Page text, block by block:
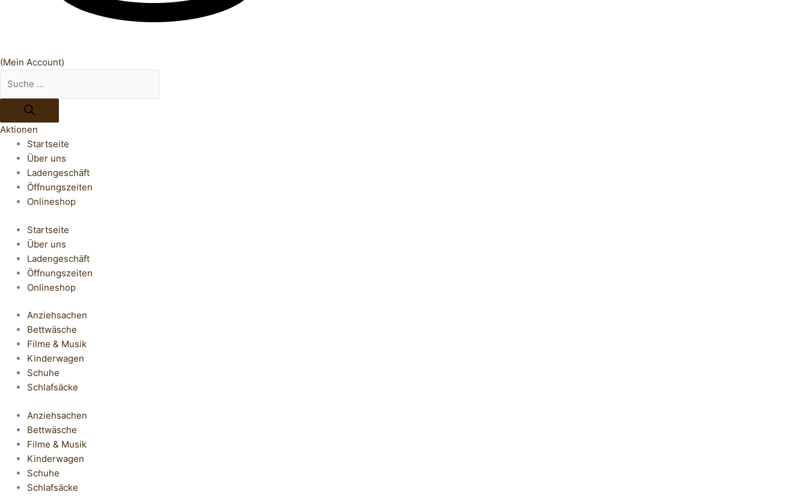
(Mein Account)
Aktionen
Startseite
Über uns
Ladengeschäft
Öffnungszeiten
Onlineshop
Startseite
Über uns
Ladengeschäft
Öffnungszeiten
Onlineshop
Anziehsachen
Bettwäsche
Filme & Musik
Kinderwagen
Schuhe
Schlafsäcke
Anziehsachen
Bettwäsche
Filme & Musik
Kinderwagen
Schuhe
Schlafsäcke